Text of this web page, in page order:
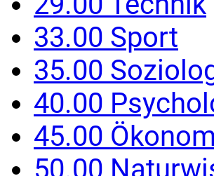
33.00 Sport
35.00
40.00
45.00
50.00